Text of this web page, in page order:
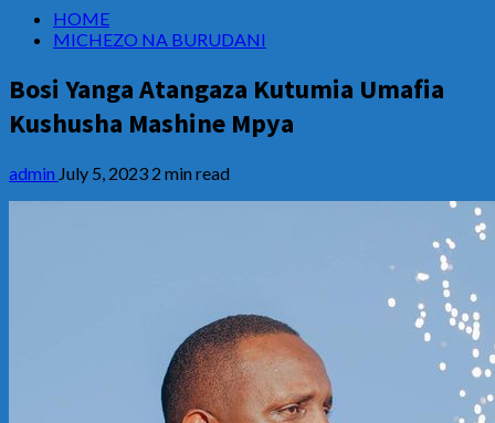
HOME
MICHEZO NA BURUDANI
Bosi Yanga Atangaza Kutumia Umafia
Kushusha Mashine Mpya
admin July 5, 2023 2 min read